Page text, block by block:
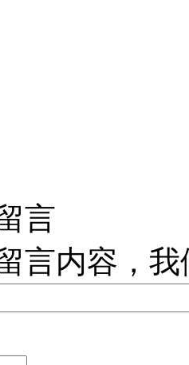
言
言内容，